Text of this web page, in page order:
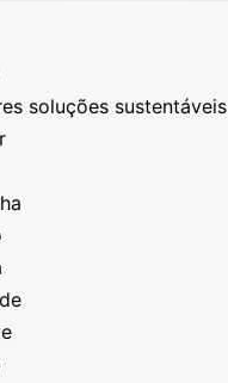
soluções sustentáveis